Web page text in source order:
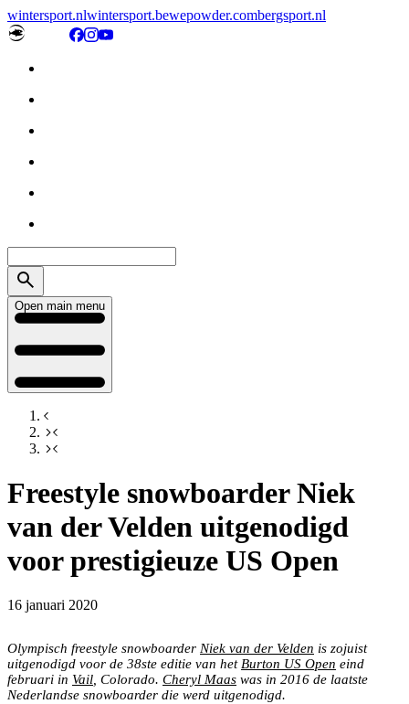
wintersport.nlwintersport.bewepowder.combergsport.nl
Open main menu
Freestyle snowboarder Niek
van der Velden uitgenodigd
voor prestigieuze US Open
16 januari 2020
Olympisch freestyle snowboarder Niek van der Velden is zojuist
uitgenodigd voor de 38ste editie van hetBurton US Open eind
februari in Vail, Colorado. Cheryl Maas was in 2016 de laatste
Nederlandse snowboarder die werd uitgenodigd.